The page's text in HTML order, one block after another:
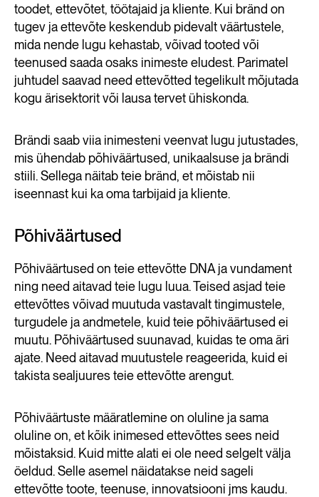
toodet, ettevõtet, töötajaid ja kliente. Kui bränd on
tugev ja ettevõte keskendub pidevalt väärtustele,
mida nende lugu kehastab, võivad tooted või
teenused saada osaks inimeste eludest. Parimatel
juhtudel saavad need ettevõtted tegelikult mõjutada
kogu ärisektorit või lausa tervet ühiskonda.
Brändi saab viia inimesteni veenvat lugu jutustades,
mis ühendab põhiväärtused, unikaalsuse ja brändi
stiili. Sellega näitab teie bränd, et mõistab nii
iseennast kui ka oma tarbijaid ja kliente.
Põhiväärtused
Põhiväärtused on teie ettevõtte DNA ja vundament
ning need aitavad teie lugu luua. Teised asjad teie
ettevõttes võivad muutuda vastavalt tingimustele,
turgudele ja andmetele, kuid teie põhiväärtused ei
muutu. Põhiväärtused suunavad, kuidas te oma äri
ajate. Need aitavad muutustele reageerida, kuid ei
takista sealjuures teie ettevõtte arengut.
Põhiväärtuste määratlemine on oluline ja sama
oluline on, et kõik inimesed ettevõttes sees neid
mõistaksid. Kuid mitte alati ei ole need selgelt välja
öeldud. Selle asemel näidatakse neid sageli
ettevõtte toote, teenuse, innovatsiooni jms kaudu.